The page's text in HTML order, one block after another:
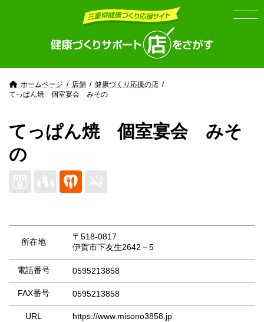
ホームページ 店舗
健康づくり応援の店
てっぱん焼 個室宴会 みその
てっぱん焼 個室宴会 みそ
の
所在地
〒518-0817
伊賀市下友生2642－5
電話番号 0595213858
FAX番号 0595213858
URL https://www.misono3858.jp